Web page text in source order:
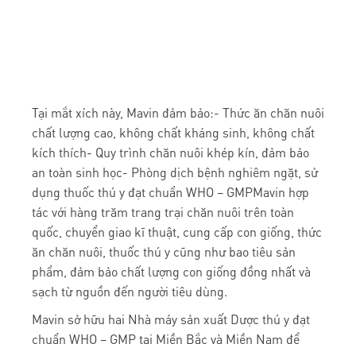
Tại mắt xích này, Mavin đảm bảo:- Thức ăn chăn nuôi
chất lượng cao, không chất kháng sinh, không chất
kích thích- Quy trình chăn nuôi khép kín, đảm bảo
an toàn sinh học- Phòng dịch bệnh nghiêm ngặt, sử
dụng thuốc thú y đạt chuẩn WHO – GMPMavin hợp
tác với hàng trăm trang trại chăn nuôi trên toàn
quốc, chuyển giao kĩ thuật, cung cấp con giống, thức
ăn chăn nuôi, thuốc thú y cũng như bao tiêu sản
phẩm, đảm bảo chất lượng con giống đồng nhất và
sạch từ nguồn đến người tiêu dùng.
Mavin sở hữu hai Nhà máy sản xuất Dược thú y đạt
chuẩn WHO – GMP tại Miền Bắc và Miền Nam để